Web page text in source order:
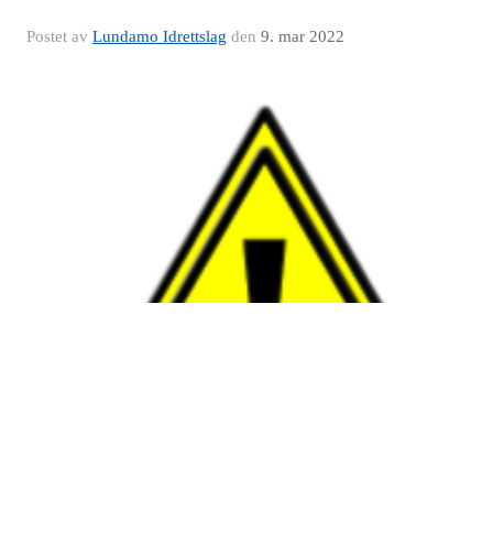
Postet av Lundamo Idrettslag den 9. mar 2022